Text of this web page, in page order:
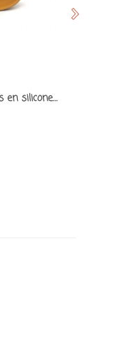
Assiette compartiments en silicone avec...